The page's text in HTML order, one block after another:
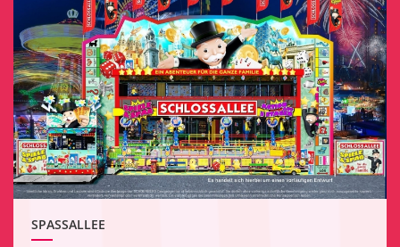
SPASSALLEE